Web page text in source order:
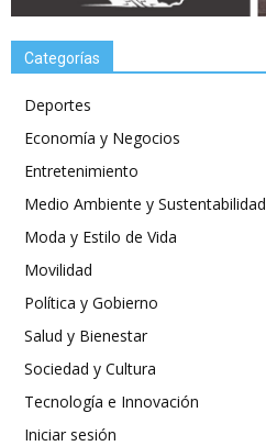
Categorías
Deportes
Economía y Negocios
Entretenimiento
Medio Ambiente y Sustentabilidad
Moda y Estilo de Vida
Movilidad
Política y Gobierno
Salud y Bienestar
Sociedad y Cultura
Tecnología e Innovación
Iniciar sesión